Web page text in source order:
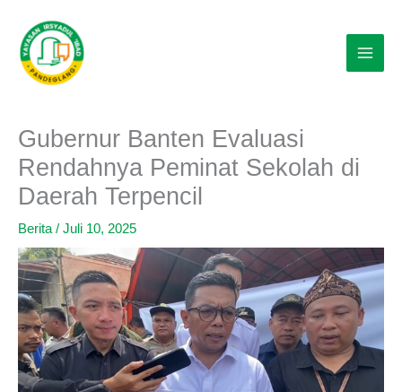
konten
Gubernur Banten Evaluasi
Rendahnya Peminat Sekolah di
Daerah Terpencil
Berita / Juli 10, 2025